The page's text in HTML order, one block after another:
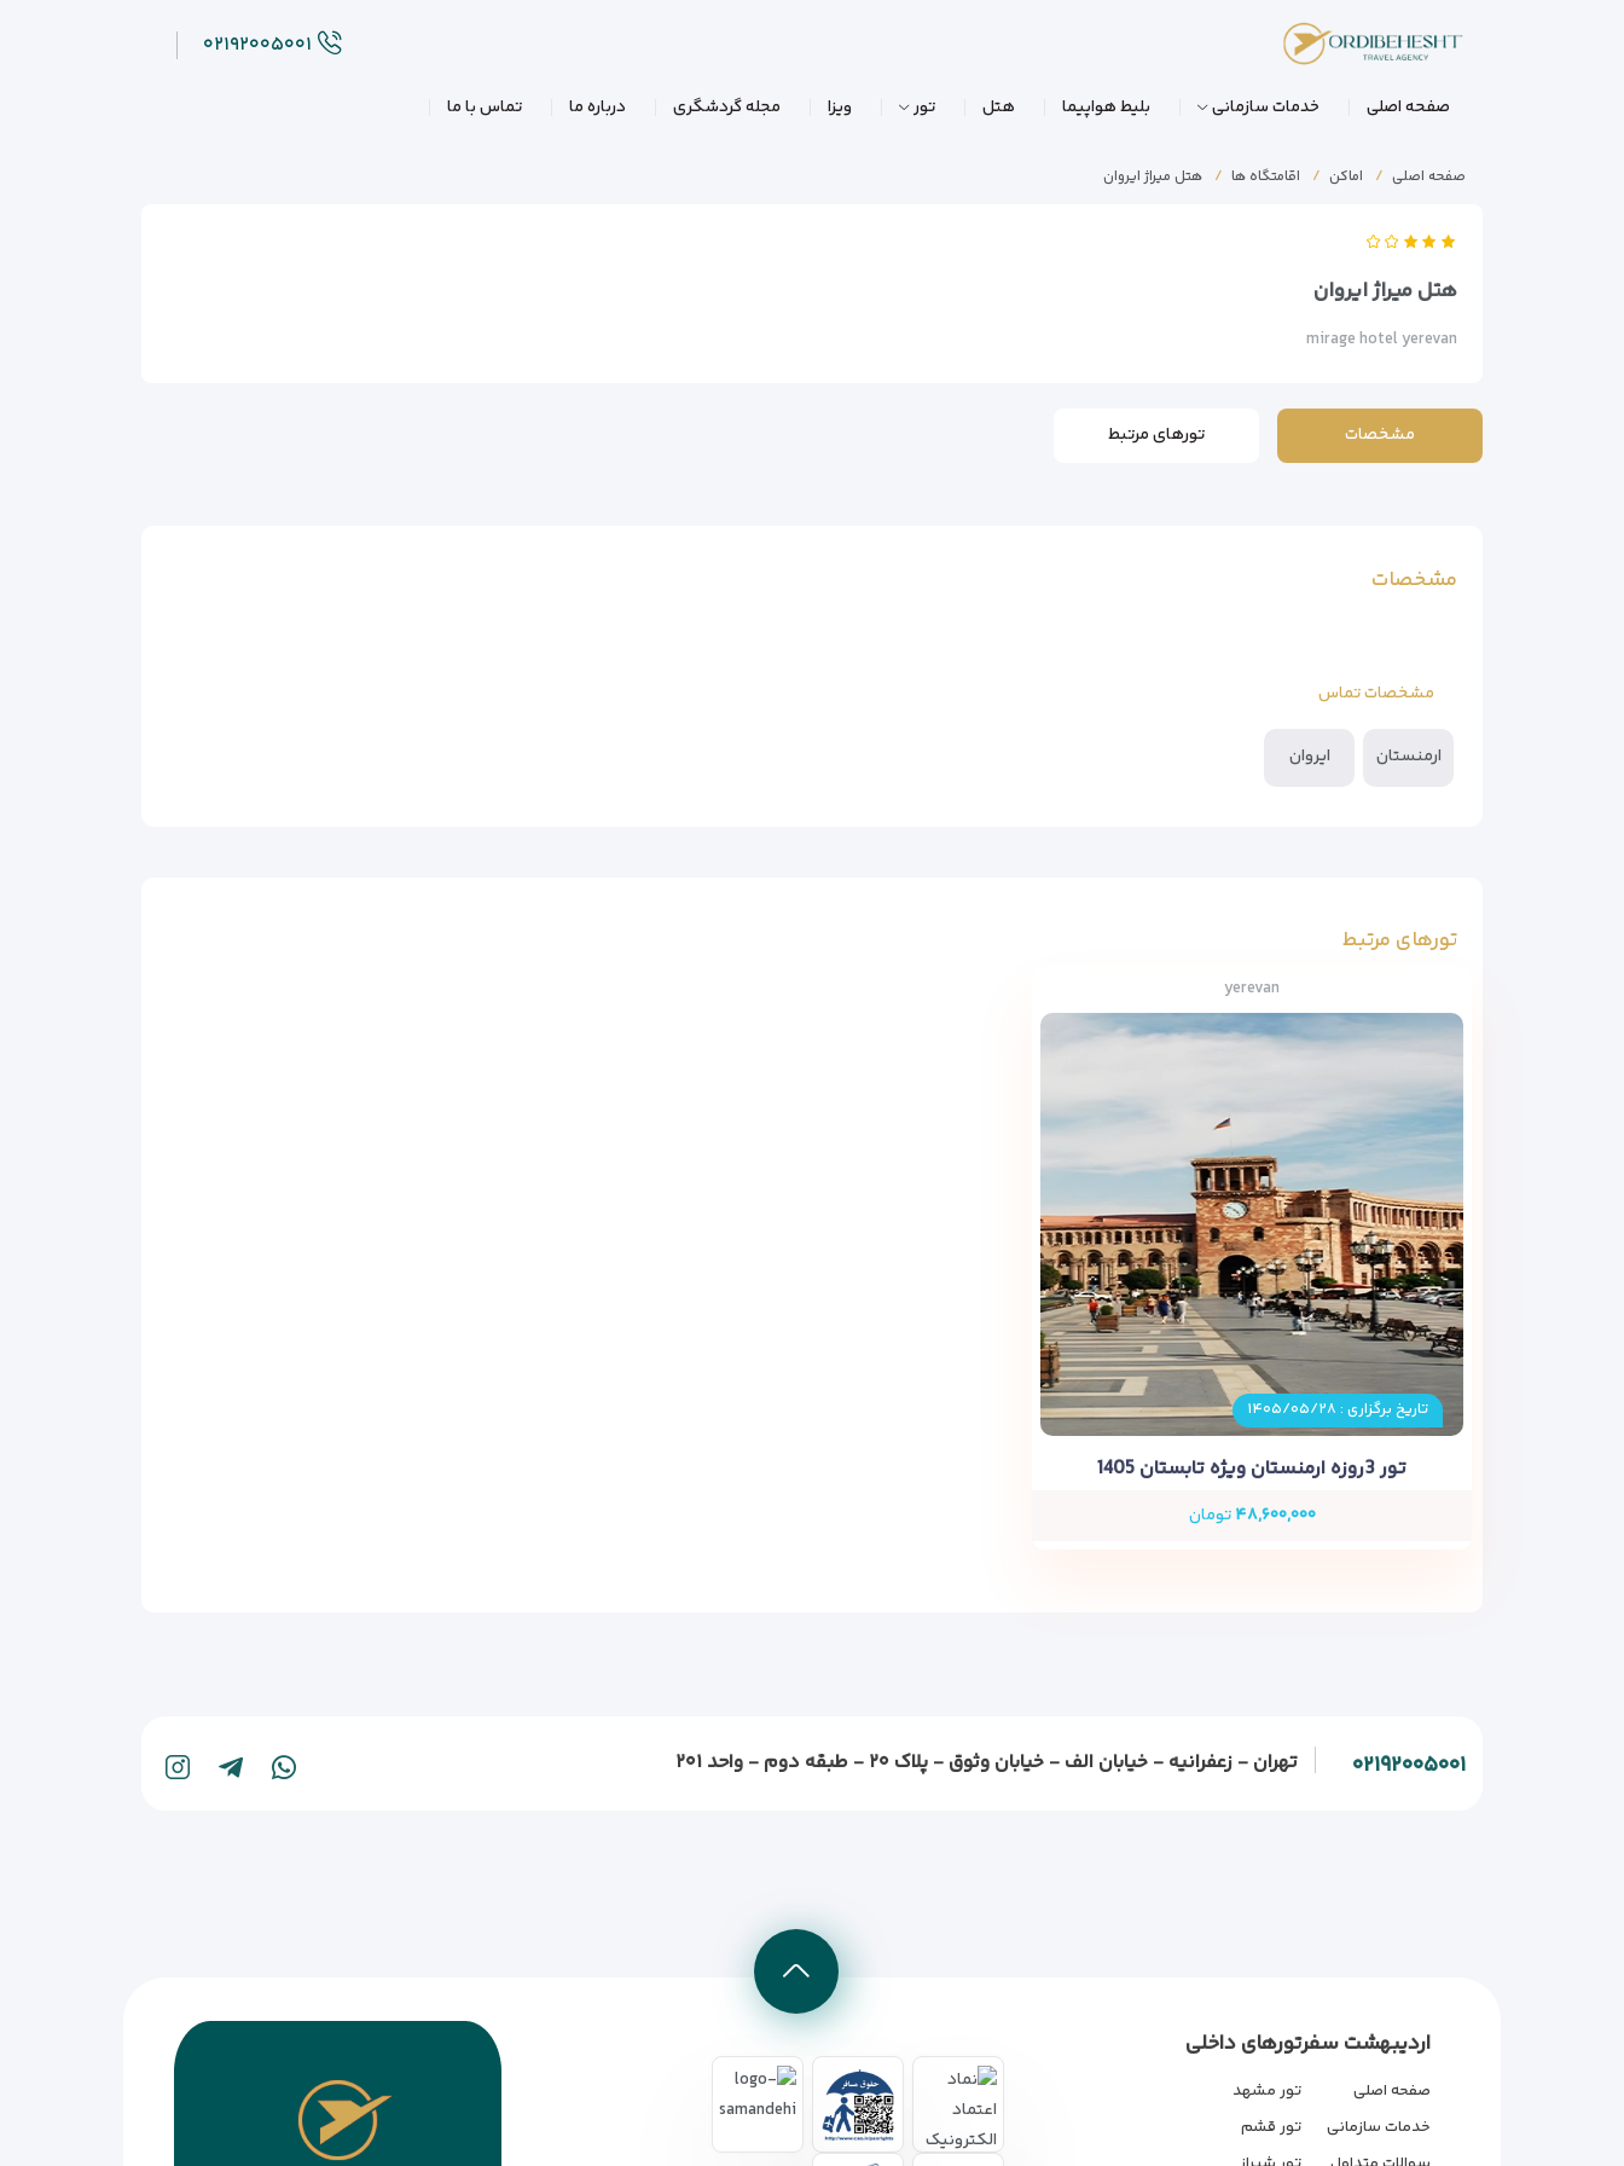
۰۲۱۹۲۰۰۵۰۰۱
صفحه اصلی خدمات سازمانی بلیط هواپیما هتل تور ویزا مجله گردشگری درباره ما تماس با ما
صفحه اصلی اماکن اقامتگاه ها هتل میراژ ایروان
هتل میراژ ایروان
mirage hotel yerevan
مشخصات تورهای مرتبط
مشخصات
مشخصات تماس
ارمنستان ایروان
تورهای مرتبط
yerevan
تاریخ برگزاری : ۱۴۰۵/۰۵/۲۸
تور 3روزه ارمنستان ویژه تابستان 1405
۴۸,۶۰۰,۰۰۰تومان
۰۲۱۹۲۰۰۵۰۰۱ تهران - زعفرانیه - خیابان الف - خیابان وثوق - پلاک ۲۰ - طبقه دوم - واحد ۲۰۱
اردیبهشت سفر
صفحه اصلی
خدمات سازمانی
تورهای داخلی
تور مشهد
تور قشم